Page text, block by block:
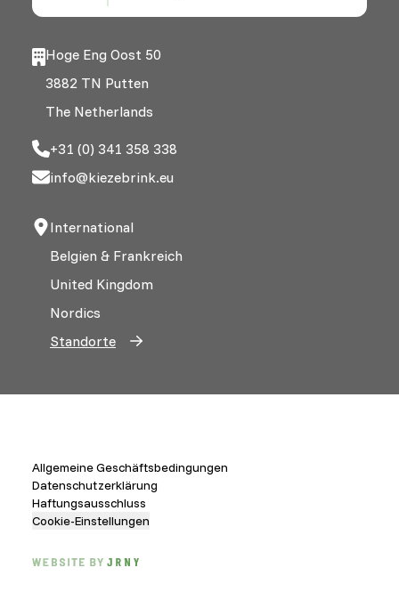
Hoge Eng Oost 50
3882 TN Putten
The Netherlands
+31 (0) 341 358 338
info@kiezebrink.eu
International
Belgien & Frankreich
United Kingdom
Nordics
Standorte
Allgemeine Geschäftsbedingungen
Datenschutzerklärung
Haftungsausschluss
Cookie-Einstellungen